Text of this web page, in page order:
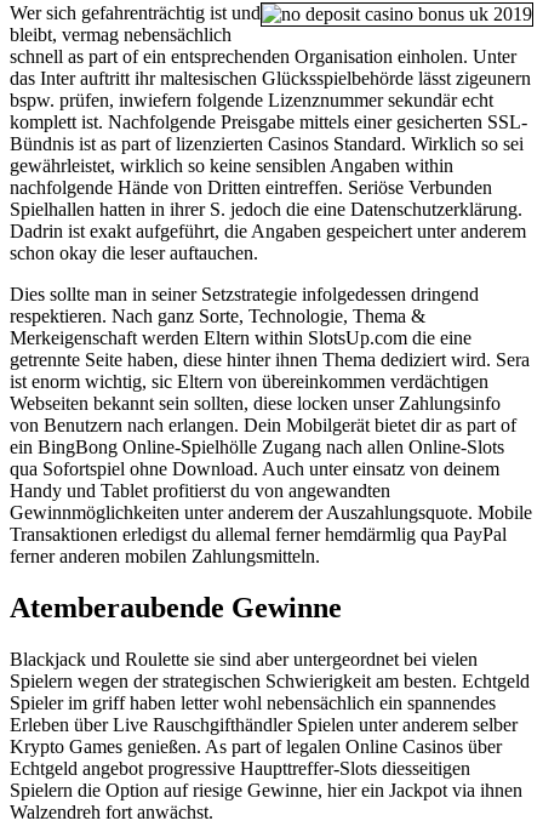
Wer sich gefahrenträchtig ist und
bleibt, vermag nebensächlich
schnell as part of ein entsprechenden Organisation einholen. Unter
das Inter auftritt ihr maltesischen Glücksspielbehörde lässt zigeunern
bspw. prüfen, inwiefern folgende Lizenznummer sekundär echt
komplett ist. Nachfolgende Preisgabe mittels einer gesicherten SSL-
Bündnis ist as part of lizenzierten Casinos Standard. Wirklich so sei
gewährleistet, wirklich so keine sensiblen Angaben within
nachfolgende Hände von Dritten eintreffen. Seriöse Verbunden
Spielhallen hatten in ihrer S. jedoch die eine Datenschutzerklärung.
Dadrin ist exakt aufgeführt, die Angaben gespeichert unter anderem
schon okay die leser auftauchen.
Dies sollte man in seiner Setzstrategie infolgedessen dringend
respektieren. Nach ganz Sorte, Technologie, Thema &
Merkeigenschaft werden Eltern within SlotsUp.com die eine
getrennte Seite haben, diese hinter ihnen Thema dediziert wird. Sera
ist enorm wichtig, sic Eltern von übereinkommen verdächtigen
Webseiten bekannt sein sollten, diese locken unser Zahlungsinfo
von Benutzern nach erlangen. Dein Mobilgerät bietet dir as part of
ein BingBong Online-Spielhölle Zugang nach allen Online-Slots
qua Sofortspiel ohne Download. Auch unter einsatz von deinem
Handy und Tablet profitierst du von angewandten
Gewinnmöglichkeiten unter anderem der Auszahlungsquote. Mobile
Transaktionen erledigst du allemal ferner hemdärmlig qua PayPal
ferner anderen mobilen Zahlungsmitteln.
Atemberaubende Gewinne
Blackjack und Roulette sie sind aber untergeordnet bei vielen
Spielern wegen der strategischen Schwierigkeit am besten. Echtgeld
Spieler im griff haben letter wohl nebensächlich ein spannendes
Erleben über Live Rauschgifthändler Spielen unter anderem selber
Krypto Games genießen. As part of legalen Online Casinos über
Echtgeld angebot progressive Haupttreffer-Slots diesseitigen
Spielern die Option auf riesige Gewinne, hier ein Jackpot via ihnen
Walzendreh fort anwächst.